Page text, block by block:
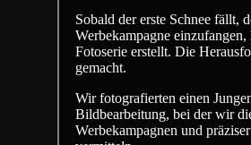
Sobald der erste Schnee fällt,
Werbekampagne
Fotoserie erstellt. Die
gemacht.
Wir fotografierten einen
Bildbearbeitung, bei der wir
Werbekampagnen und